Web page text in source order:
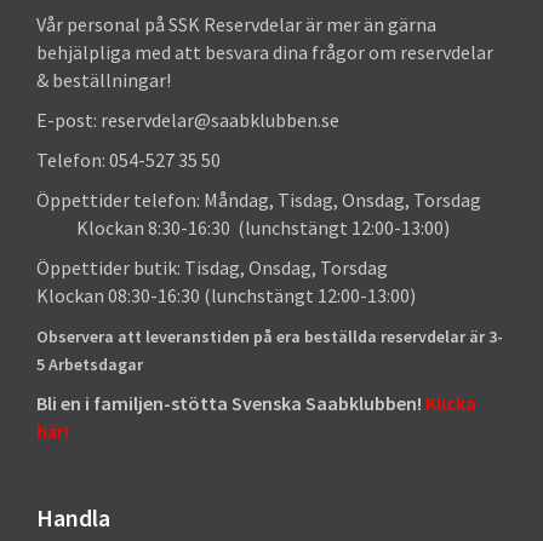
Vår personal på SSK Reservdelar är mer än gärna
behjälpliga med att besvara dina frågor om reservdelar
& beställningar!
E-post: reservdelar@saabklubben.se
Telefon: 054-527 35 50
Öppettider telefon: Måndag, Tisdag, Onsdag, Torsdag
Klockan 8:30-16:30 (lunchstängt 12:00-13:00)
Öppettider butik: Tisdag, Onsdag, Torsdag
Klockan 08:30-16:30 (lunchstängt 12:00-13:00)
Observera att leveranstiden på era beställda reservdelar är 3-
5 Arbetsdagar
Bli en i familjen-stötta Svenska Saabklubben! Klicka
här!
Handla